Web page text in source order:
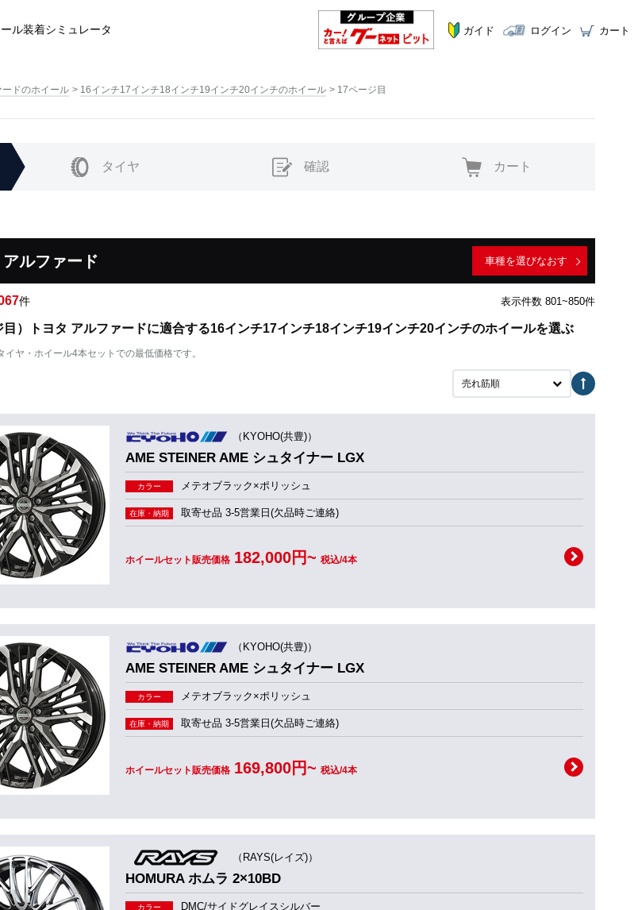
ル装着シミュレータ ガイド ログイン カート
ードのホイール 16インチ17インチ18インチ19インチ20インチのホイール 17ページ目
タイヤ 確認 カート
アルファード 車種を選びなおす
件 表示件数 801~850件
目）トヨタ アルファードに適合する16インチ17インチ18インチ19インチ20インチのホイールを選ぶ
ヤ・ホイール4本セットでの最低価格です。
売れ筋順
（KYOHO(共豊)）
AME STEINER AME シュタイナー LGX
カラー メテオブラック×ポリッシュ
在庫・納期 取寄せ品 3-5営業日(欠品時ご連絡)
ホイールセット販売価格 182,000円~ 税込/4本
（KYOHO(共豊)）
AME STEINER AME シュタイナー LGX
カラー メテオブラック×ポリッシュ
在庫・納期 取寄せ品 3-5営業日(欠品時ご連絡)
ホイールセット販売価格 169,800円~ 税込/4本
（RAYS(レイズ)）
HOMURA ホムラ 2×10BD
カラー DMC/サイドグレイスシルバー